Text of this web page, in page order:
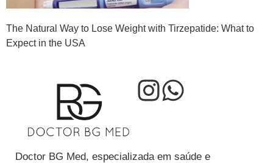
The Natural Way to Lose Weight with Tirzepatide: What to
Expect in the USA
Doctor BG Med, especializada em saúde e